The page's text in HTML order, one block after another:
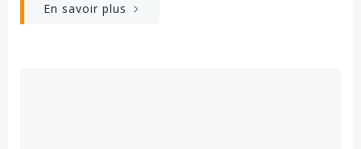
En savoir plus